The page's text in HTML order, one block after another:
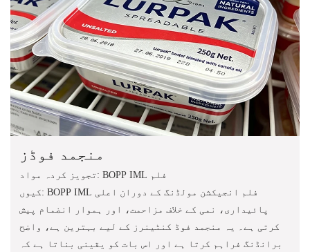
منجمد فوڈز
تجویز کردہ مواد: BOPP IML فلم
کیوں: BOPP IML فلم انجیکشن مولڈنگ کے دوران اعلی
پائیداری، نمی کے خلاف مزاحمت، اور ہموار انضمام پیش
کرتی ہے۔ یہ منجمد فوڈ کنٹینرز کے لیے بہترین ہے، واضح
برانڈنگ فراہم کرتا ہے اور اس بات کو یقینی بناتا ہے کہ